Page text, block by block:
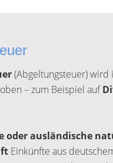
(Abgeltungsteuer) wird
– zum Beispiel auf
oder ausländische
Einkünfte aus